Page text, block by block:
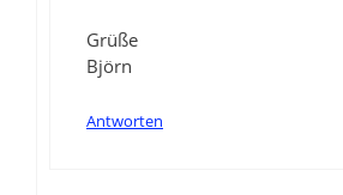
Grüße
Björn
Antworten